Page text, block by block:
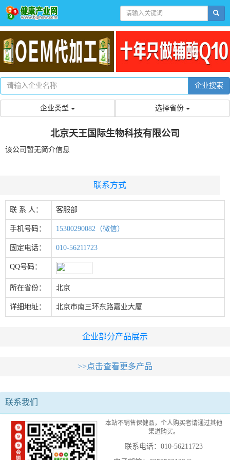
企业搜索
企业类型 选择省份
北京天王国际生物科技有限公司
该公司暂无简介信息
联系方式
联 系 人： 客服部
手机号码： 15300290082（微信）
固定电话： 010-56211723
QQ号码：
所在省份： 北京
详细地址： 北京市南三环东路嘉业大厦
企业部分产品展示
>>点击查看更多产品
联系我们
本站不销售保健品，个人购买者请通过其他
渠道购买。
联系电话：010-56211723